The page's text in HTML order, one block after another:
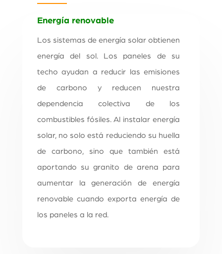
Energía renovable
Los sistemas de energía solar obtienen
energía del sol. Los paneles de su
techo ayudan a reducir las emisiones
de carbono y reducen nuestra
dependencia colectiva de los
combustibles fósiles. Al instalar energía
solar, no solo está reduciendo su huella
de carbono, sino que también está
aportando su granito de arena para
aumentar la generación de energía
renovable cuando exporta energía de
los paneles a la red.